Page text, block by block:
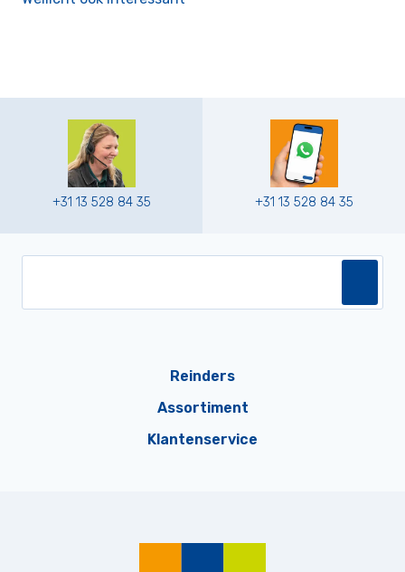
+31 13 528 84 35 +31 13 528 84 35
Reinders
Assortiment
Klantenservice